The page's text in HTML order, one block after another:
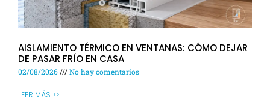
AISLAMIENTO TÉRMICO EN VENTANAS: CÓMO DEJAR
DE PASAR FRÍO EN CASA
02/08/2026 No hay comentarios
LEER MÁS >>